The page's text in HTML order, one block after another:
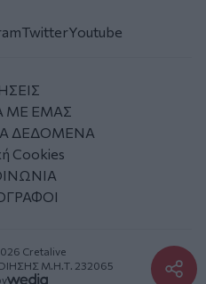
TwitterYoutube
ΜΕ ΕΜΑΣ
ΔΕΔΟΜΕΝΑ
Cookies
Cretalive
Μ.Η.Τ. 232065